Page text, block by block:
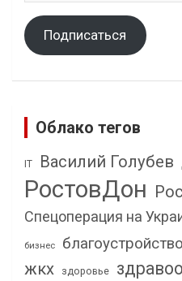
Подписаться
Облако тегов
IT Василий Голубев
РостовДон
Спецоперация на
бизнес благоустройство
жкх здоровье